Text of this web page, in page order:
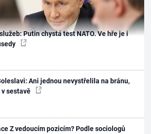
Putin chystá test NATO. Ve hře je i
Ani jednou nevystřelila na bránu,
sestavě
Z vedoucím pozicím? Podle sociologů